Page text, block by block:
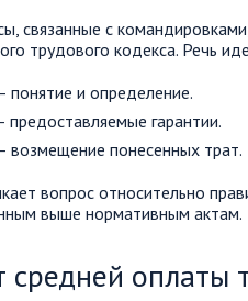
связанные с
трудового кодекса. Речь
понятие и определение.
предоставляемые гарантии.
возмещение понесенных трат.
вопрос относительно
выше нормативным актам.
средней оплаты